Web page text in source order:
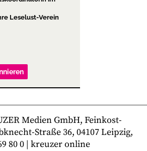
Leselust-Verein
Medien GmbH, Feinkost-
Straße 36, 04107 Leipzig,
80 0 | kreuzer online